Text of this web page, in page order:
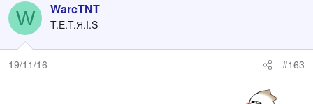
W WarcTNT
T.E.T.Я.I.S
19/11/16 #163